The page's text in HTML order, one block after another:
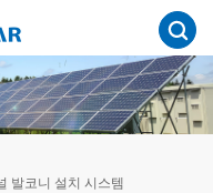
발코니 설치 시스템